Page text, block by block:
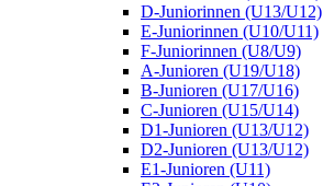
D-Juniorinnen (U13/U12)
E-Juniorinnen (U10/U11)
F-Juniorinnen (U8/U9)
A-Junioren (U19/U18)
B-Junioren (U17/U16)
C-Junioren (U15/U14)
D1-Junioren (U13/U12)
D2-Junioren (U13/U12)
E1-Junioren (U11)